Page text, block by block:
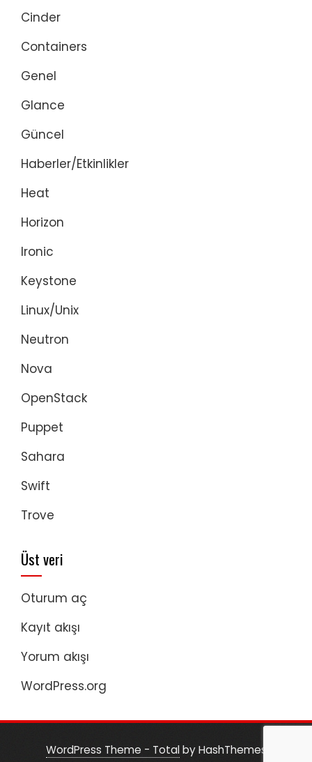
Cinder
Containers
Genel
Glance
Güncel
Haberler/Etkinlikler
Heat
Horizon
Ironic
Keystone
Linux/Unix
Neutron
Nova
OpenStack
Puppet
Sahara
Swift
Trove
Üst veri
Oturum aç
Kayıt akışı
Yorum akışı
WordPress.org
WordPress Theme - Totalby HashThemes